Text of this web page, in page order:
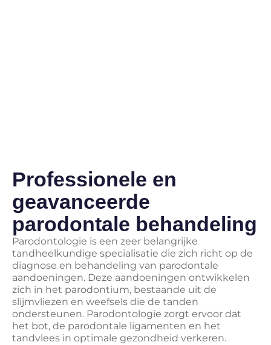
Professionele en
geavanceerde
parodontale behandeling
Parodontologie is een zeer belangrijke
tandheelkundige specialisatie die zich richt op de
diagnose en behandeling van parodontale
aandoeningen. Deze aandoeningen ontwikkelen
zich in het parodontium, bestaande uit de
slijmvliezen en weefsels die de tanden
ondersteunen. Parodontologie zorgt ervoor dat
het bot, de parodontale ligamenten en het
tandvlees in optimale gezondheid verkeren.